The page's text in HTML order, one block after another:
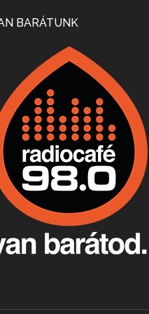
Apr 24, 2026 • 00:38:10
Villány,
Apr 17, 2026 • 00:35:38
Apr 9, 2026 • 00:37:17
BARÁTUNK